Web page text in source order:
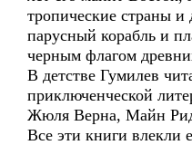
тропические страны и
парусный корабль и
черным флагом
В детстве Гумилев
приключенческой
Жюля Верна, Майн
Все эти книги влекли